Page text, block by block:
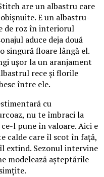
are un albastru care
E un albastru-
de roz în interiorul
aduce deja două
singură floare lângă el.
ușor la un aranjament
rece și florile
între ele.
cu
nu te îmbraci la
l pune în valoare. Aici e
calde care îl scot în față,
extind. Sezonul intervine
modelează așteptările